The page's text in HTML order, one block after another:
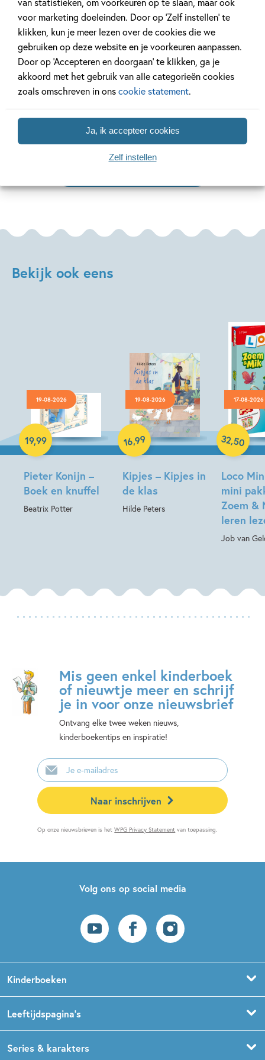
voor marketing doeleinden. Door op ‘Zelf instellen’ te
klikken, kun je meer lezen over de cookies die we
gebruiken op deze website en je voorkeuren aanpassen.
Door op ‘Accepteren en doorgaan’ te klikken, ga je
akkoord met het gebruik van alle categorieën cookies
zoals omschreven in onscookie statement.
Ja, ik accepteer cookies
Zelf instellen
3 JANUARI 2025
De Nationale
Voorleesdagen 2025
28 MAART 2023
De Nationale
Bekijk ook eens
19-08-2026
Pieter Konijn –
Boek en knuffel
Beatrix Potter
19,99
Hardcover
19-08-2026
Kipjes – Kipjes in
de klas
Hilde Peters
16,99
Hardcover
17-08-2026
Loco
mini
Zoem &
leren
Job van
32,50
Paperback
Mis geen enkel kinderboek
of nieuwtje meer en schrijf
je in voor onze nieuwsbrief
Ontvang elke twee weken nieuws,
kinderboekentips en inspiratie!
E-
mailadres
Naar inschrijven
Op onze nieuwsbrieven is hetWPG Privacy Statement van toepassing.
Volg ons op social media
Kinderboeken
Prentenboeken
Leeftijdspagina’s
Series & karakters